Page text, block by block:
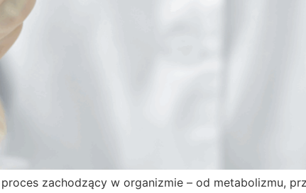
zachodzący w organizmie – od metabolizmu,